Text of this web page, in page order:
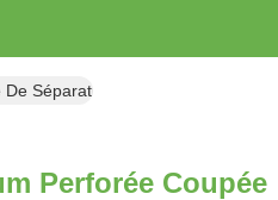
Séparation Avec Surface
Perforée Coupée